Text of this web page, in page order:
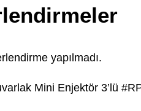
yapılmadı.
Mini Enjektör 3’lü